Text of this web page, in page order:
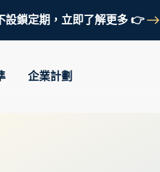
設鎖定期，立即了解更多 👉
企業計劃